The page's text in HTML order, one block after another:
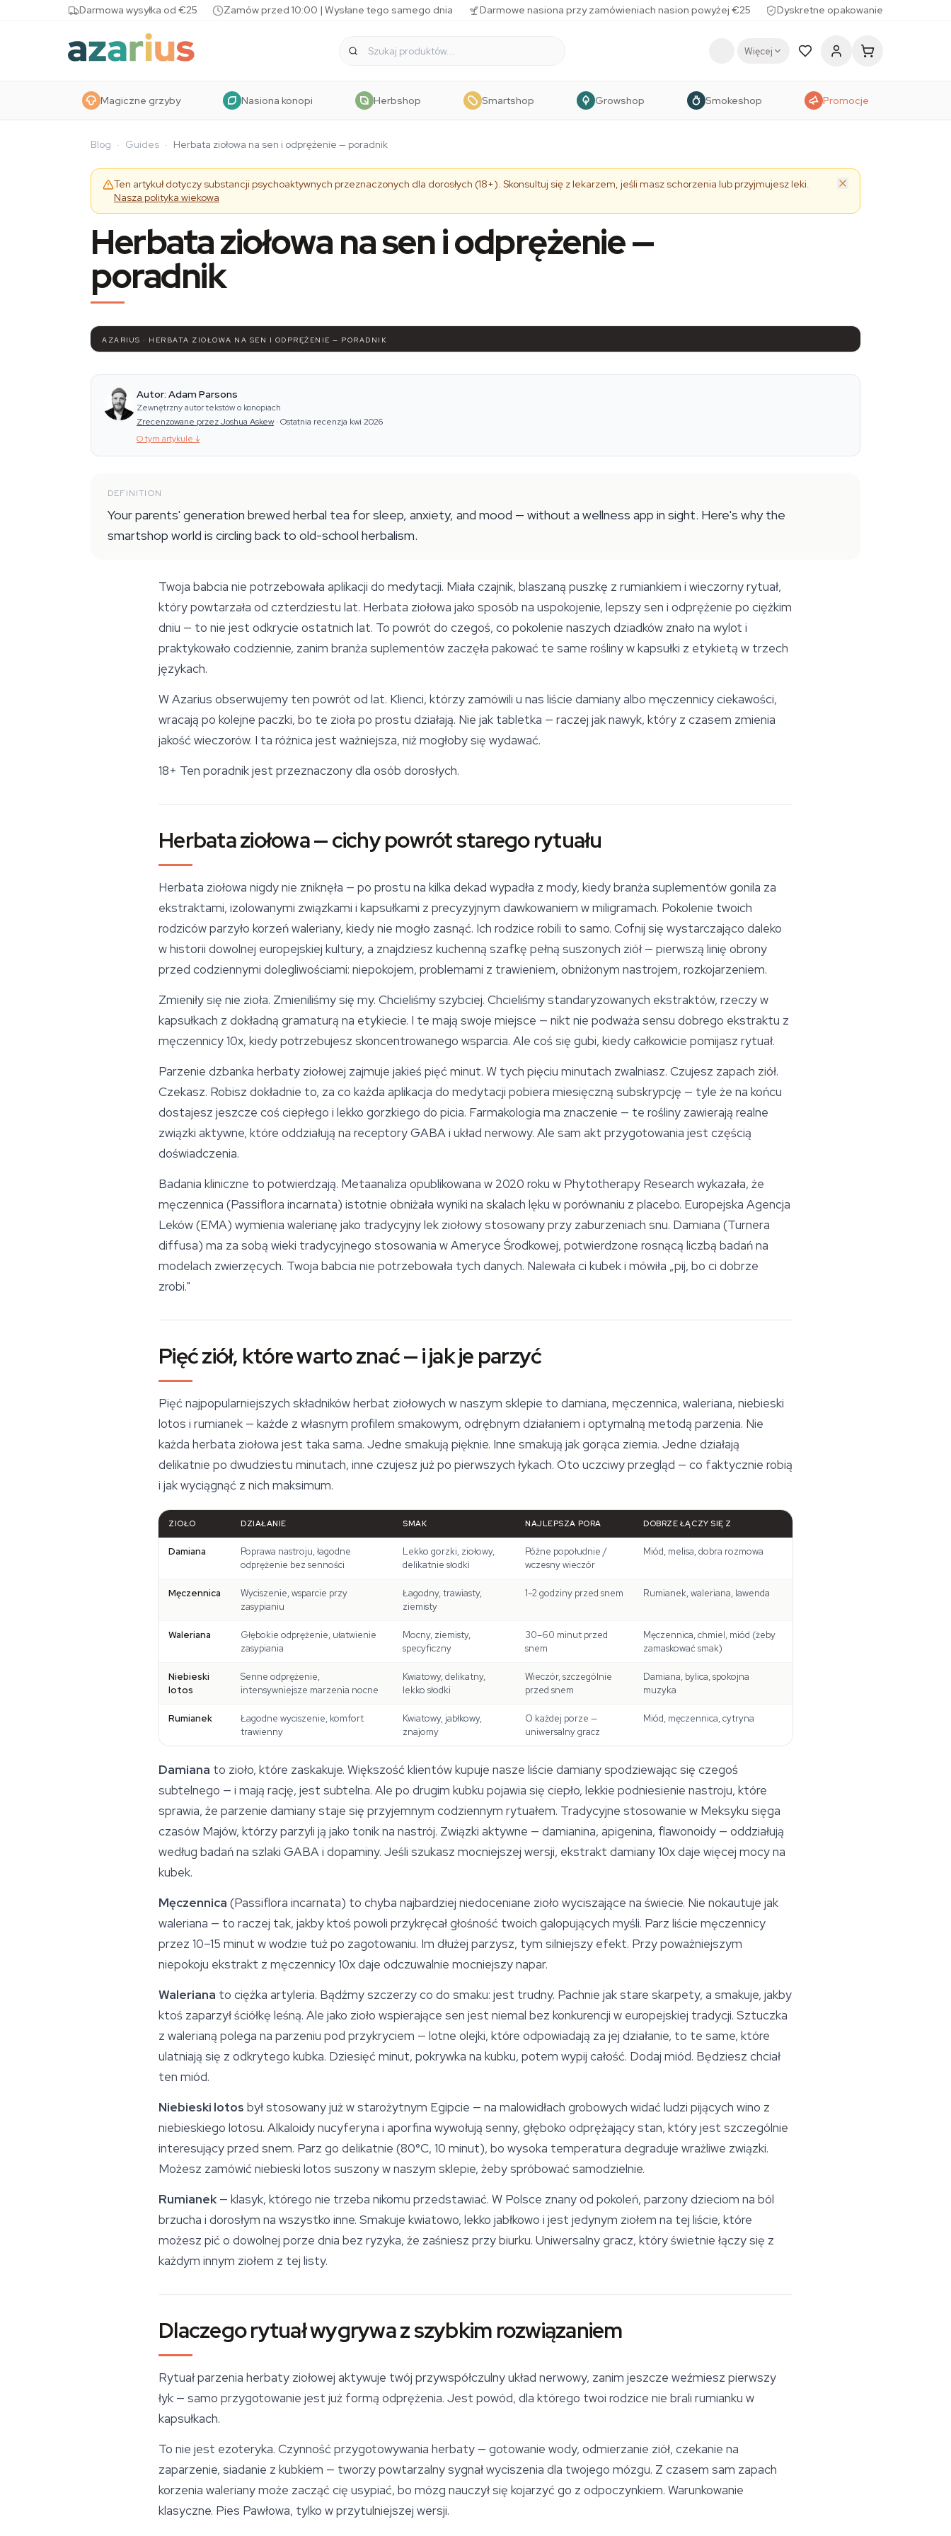
Skip to contentDarmowa wysyłka od €25 Zamów przed 10:00 | Wysłane tego samego dnia Darmowe nasiona przy zamówieniach nasion powyżej €25 Dyskretne opakowanie
Więcej
Magiczne grzyby Nasiona konopi Herbshop Smartshop Growshop Smokeshop Promocje
Blog · Guides · Herbata ziołowa na sen i odprężenie — poradnik
Ten artykuł dotyczy substancji psychoaktywnych przeznaczonych dla dorosłych (18+). Skonsultuj się z lekarzem, jeśli masz schorzenia lub przyjmujesz leki.
Nasza polityka wiekowa
Herbata ziołowa na sen i odprężenie —
poradnik
AZARIUS · HERBATA ZIOŁOWA NA SEN I ODPRĘŻENIE — PORADNIK
Autor: Adam Parsons
Zewnętrzny autor tekstów o konopiach
Zrecenzowane przez Joshua Askew · Ostatnia recenzja kwi 2026
O tym artykule ↓
DEFINITION
Your parents' generation brewed herbal tea for sleep, anxiety, and mood — without a wellness app in sight. Here's why the
smartshop world is circling back to old-school herbalism.
Twoja babcia nie potrzebowała aplikacji do medytacji. Miała czajnik, blaszaną puszkę z rumiankiem i wieczorny rytuał,
który powtarzała od czterdziestu lat. Herbata ziołowa jako sposób na uspokojenie, lepszy sen i odprężenie po ciężkim
dniu — to nie jest odkrycie ostatnich lat. To powrót do czegoś, co pokolenie naszych dziadków znało na wylot i
praktykowało codziennie, zanim branża suplementów zaczęła pakować te same rośliny w kapsułki z etykietą w trzech
językach.
W Azarius obserwujemy ten powrót od lat. Klienci, którzy zamówili u nas liście damiany albo męczennicy ciekawości,
wracają po kolejne paczki, bo te zioła po prostu działają. Nie jak tabletka — raczej jak nawyk, który z czasem zmienia
jakość wieczorów. I ta różnica jest ważniejsza, niż mogłoby się wydawać.
18+ Ten poradnik jest przeznaczony dla osób dorosłych.
Herbata ziołowa — cichy powrót starego rytuału
Herbata ziołowa nigdy nie zniknęła — po prostu na kilka dekad wypadła z mody, kiedy branża suplementów gonila za
ekstraktami, izolowanymi związkami i kapsułkami z precyzyjnym dawkowaniem w miligramach. Pokolenie twoich
rodziców parzyło korzeń waleriany, kiedy nie mogło zasnąć. Ich rodzice robili to samo. Cofnij się wystarczająco daleko
w historii dowolnej europejskiej kultury, a znajdziesz kuchenną szafkę pełną suszonych ziół — pierwszą linię obrony
przed codziennymi dolegliwościami: niepokojem, problemami z trawieniem, obniżonym nastrojem, rozkojarzeniem.
Zmieniły się nie zioła. Zmieniliśmy się my. Chcieliśmy szybciej. Chcieliśmy standaryzowanych ekstraktów, rzeczy w
kapsułkach z dokładną gramaturą na etykiecie. I te mają swoje miejsce — nikt nie podważa sensu dobrego ekstraktu z
męczennicy 10x, kiedy potrzebujesz skoncentrowanego wsparcia. Ale coś się gubi, kiedy całkowicie pomijasz rytuał.
Parzenie dzbanka herbaty ziołowej zajmuje jakieś pięć minut. W tych pięciu minutach zwalniasz. Czujesz zapach ziół.
Czekasz. Robisz dokładnie to, za co każda aplikacja do medytacji pobiera miesięczną subskrypcję — tyle że na końcu
dostajesz jeszcze coś ciepłego i lekko gorzkiego do picia. Farmakologia ma znaczenie — te rośliny zawierają realne
związki aktywne, które oddziałują na receptory GABA i układ nerwowy. Ale sam akt przygotowania jest częścią
doświadczenia.
Badania kliniczne to potwierdzają. Metaanaliza opublikowana w 2020 roku w Phytotherapy Research wykazała, że
męczennica (Passiflora incarnata) istotnie obniżała wyniki na skalach lęku w porównaniu z placebo. Europejska Agencja
Leków (EMA) wymienia walerianę jako tradycyjny lek ziołowy stosowany przy zaburzeniach snu. Damiana (Turnera
diffusa) ma za sobą wieki tradycyjnego stosowania w Ameryce Środkowej, potwierdzone rosnącą liczbą badań na
modelach zwierzęcych. Twoja babcia nie potrzebowała tych danych. Nalewała ci kubek i mówiła „pij, bo ci dobrze
zrobi."
Pięć ziół, które warto znać — i jak je parzyć
Pięć najpopularniejszych składników herbat ziołowych w naszym sklepie to damiana, męczennica, waleriana, niebieski
lotos i rumianek — każde z własnym profilem smakowym, odrębnym działaniem i optymalną metodą parzenia. Nie
każda herbata ziołowa jest taka sama. Jedne smakują pięknie. Inne smakują jak gorąca ziemia. Jedne działają
delikatnie po dwudziestu minutach, inne czujesz już po pierwszych łykach. Oto uczciwy przegląd — co faktycznie robią
i jak wyciągnąć z nich maksimum.
ZIOŁO DZIAŁANIE SMAK NAJLEPSZA PORA DOBRZE ŁĄCZY SIĘ Z
Damiana
Poprawa nastroju, łagodne
odprężenie bez senności
Lekko gorzki, ziołowy,
delikatnie słodki
Późne popołudnie /
wczesny wieczór
Miód, melisa, dobra rozmowa
Męczennica
Wyciszenie, wsparcie przy
zasypianiu
Łagodny, trawiasty,
ziemisty
1–2 godziny przed snem Rumianek, waleriana, lawenda
Waleriana
Głębokie odprężenie, ułatwienie
zasypiania
Mocny, ziemisty,
specyficzny
30–60 minut przed
snem
Męczennica, chmiel, miód (żeby
zamaskować smak)
Niebieski
lotos
Senne odprężenie,
intensywniejsze marzenia nocne
Kwiatowy, delikatny,
lekko słodki
Wieczór, szczególnie
przed snem
Damiana, bylica, spokojna
muzyka
Rumianek
Łagodne wyciszenie, komfort
trawienny
Kwiatowy, jabłkowy,
znajomy
O każdej porze —
uniwersalny gracz
Miód, męczennica, cytryna
Damiana to zioło, które zaskakuje. Większość klientów kupuje nasze liście damiany spodziewając się czegoś
subtelnego — i mają rację, jest subtelna. Ale po drugim kubku pojawia się ciepło, lekkie podniesienie nastroju, które
sprawia, że parzenie damiany staje się przyjemnym codziennym rytuałem. Tradycyjne stosowanie w Meksyku sięga
czasów Majów, którzy parzyli ją jako tonik na nastrój. Związki aktywne — damianina, apigenina, flawonoidy — oddziałują
według badań na szlaki GABA i dopaminy. Jeśli szukasz mocniejszej wersji, ekstrakt damiany 10x daje więcej mocy na
kubek.
Męczennica (Passiflora incarnata) to chyba najbardziej niedoceniane zioło wyciszające na świecie. Nie nokautuje jak
waleriana — to raczej tak, jakby ktoś powoli przykręcał głośność twoich galopujących myśli. Parz liście męczennicy
przez 10–15 minut w wodzie tuż po zagotowaniu. Im dłużej parzysz, tym silniejszy efekt. Przy poważniejszym
niepokoju ekstrakt z męczennicy 10x daje odczuwalnie mocniejszy napar.
Waleriana to ciężka artyleria. Bądźmy szczerzy co do smaku: jest trudny. Pachnie jak stare skarpety, a smakuje, jakby
ktoś zaparzył ściółkę leśną. Ale jako zioło wspierające sen jest niemal bez konkurencji w europejskiej tradycji. Sztuczka
z walerianą polega na parzeniu pod przykryciem — lotne olejki, które odpowiadają za jej działanie, to te same, które
ulatniają się z odkrytego kubka. Dziesięć minut, pokrywka na kubku, potem wypij całość. Dodaj miód. Będziesz chciał
ten miód.
Niebieski lotos był stosowany już w starożytnym Egipcie — na malowidłach grobowych widać ludzi pijących wino z
niebieskiego lotosu. Alkaloidy nucyferyna i aporfina wywołują senny, głęboko odprężający stan, który jest szczególnie
interesujący przed snem. Parz go delikatnie (80°C, 10 minut), bo wysoka temperatura degraduje wrażliwe związki.
Możesz zamówić niebieski lotos suszony w naszym sklepie, żeby spróbować samodzielnie.
Rumianek— klasyk, którego nie trzeba nikomu przedstawiać. W Polsce znany od pokoleń, parzony dzieciom na ból
brzucha i dorosłym na wszystko inne. Smakuje kwiatowo, lekko jabłkowo i jest jedynym ziołem na tej liście, które
możesz pić o dowolnej porze dnia bez ryzyka, że zaśniesz przy biurku. Uniwersalny gracz, który świetnie łączy się z
każdym innym ziołem z tej listy.
Dlaczego rytuał wygrywa z szybkim rozwiązaniem
Rytuał parzenia herbaty ziołowej aktywuje twój przywspółczulny układ nerwowy, zanim jeszcze weźmiesz pierwszy
łyk — samo przygotowanie jest już formą odprężenia. Jest powód, dla którego twoi rodzice nie brali rumianku w
kapsułkach.
To nie jest ezoteryka. Czynność przygotowywania herbaty — gotowanie wody, odmierzanie ziół, czekanie na
zaparzenie, siadanie z kubkiem — tworzy powtarzalny sygnał wyciszenia dla twojego mózgu. Z czasem sam zapach
korzenia waleriany może zacząć cię usypiać, bo mózg nauczył się kojarzyć go z odpoczynkiem. Warunkowanie
klasyczne. Pies Pawłowa, tylko w przytulniejszej wersji.